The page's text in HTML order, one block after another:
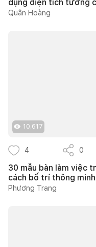
dụng diện tích tưởng
Quân Hoàng
10.617
4 0
30 mẫu bàn làm việc
cách bố trí thông
Phương Trang